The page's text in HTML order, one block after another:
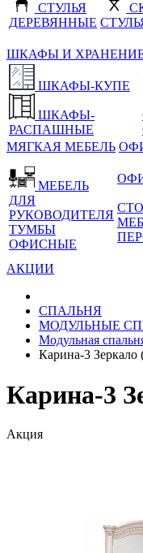
СТУЛЬЯ
ДЕРЕВЯННЫЕ
ШКАФЫ И
ШКАФЫ-КУПЕ
ШКАФЫ-
РАСПАШНЫЕ
МЯГКАЯ МЕБЕЛЬ
МЕБЕЛЬ
ДЛЯ
РУКОВОДИТЕЛЯ
ТУМБЫ
ОФИСНЫЕ
АКЦИИ
СПАЛЬНЯ
МОДУЛЬНЫЕ
Модульная
Карина-3 Зеркало
Карина-3
Акция